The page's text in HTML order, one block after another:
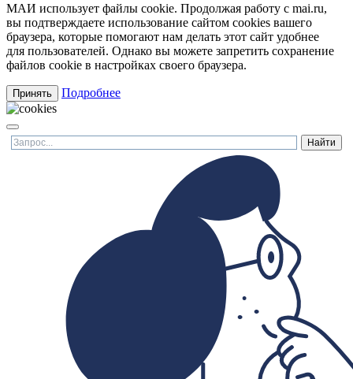
МАИ использует файлы cookie. Продолжая работу с mai.ru,
вы подтверждаете использование сайтом cookies вашего
браузера, которые помогают нам делать этот сайт удобнее
для пользователей. Однако вы можете запретить сохранение
файлов cookie в настройках своего браузера.
Принять Подробнее